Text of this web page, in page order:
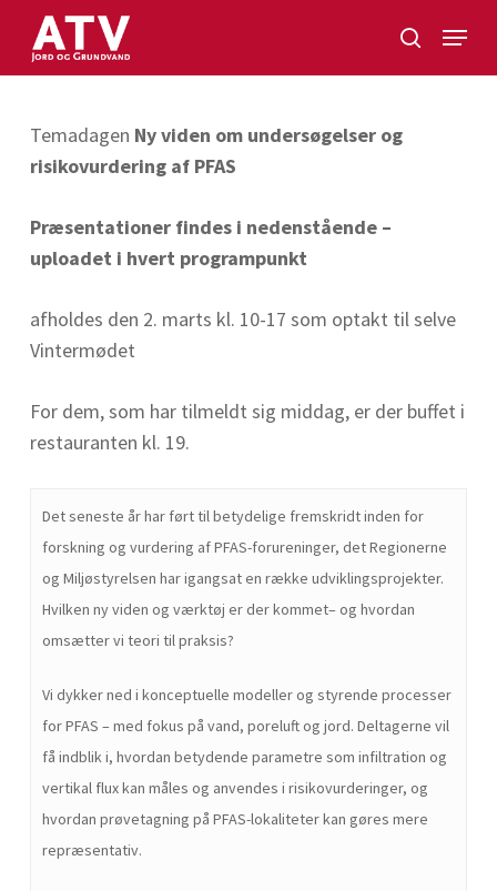
main
search
Menu
Temadagen Ny viden om undersøgelser og
risikovurdering af PFAS
Præsentationer findes i nedenstående –
uploadet i hvert programpunkt
afholdes den 2. marts kl. 10-17 som optakt til selve
Vintermødet
For dem, som har tilmeldt sig middag, er der buffet i
restauranten kl. 19.
Det seneste år har ført til betydelige fremskridt inden for
forskning og vurdering af PFAS-forureninger, det Regionerne
og Miljøstyrelsen har igangsat en række udviklingsprojekter.
Hvilken ny viden og værktøj er der kommet– og hvordan
omsætter vi teori til praksis?
Vi dykker ned i konceptuelle modeller og styrende processer
for PFAS – med fokus på vand, poreluft og jord. Deltagerne vil
få indblik i, hvordan betydende parametre som infiltration og
vertikal flux kan måles og anvendes i risikovurderinger, og
hvordan prøvetagning på PFAS-lokaliteter kan gøres mere
repræsentativ.
Close